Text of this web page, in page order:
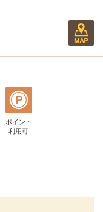
ポイント
利用可